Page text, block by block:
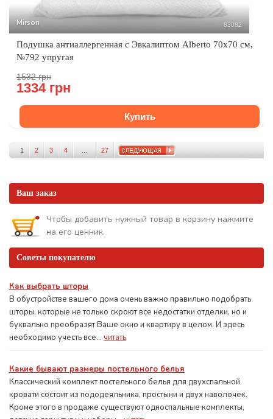
Mirson 83082
Подушка антиаллергенная с Эвкалиптом Alberto 70x70 см,
№792 упругая
1532 грн
1334 грн
Купить
1 2 3 4 27
Ваш заказ
Чтобы добавить нужный товар в корзину нажмите
на его ценник.
Советы покупателю
Как выбрать шторы
В обустройстве вашего дома очень важно правильно подобрать
шторы, которые не только скроют все недостатки отделки, но и
буквально преобразят Ваше окно и квартиру в целом. И здесь
необходимо учесть все... читать
Какие бывают размеры постельного белья
Классический комплект постельного белья для двухспальной
кровати состоит из пододеяльника, простыни и двух наволочек.
Кроме этого в продаже существуют односпальные комплекты,